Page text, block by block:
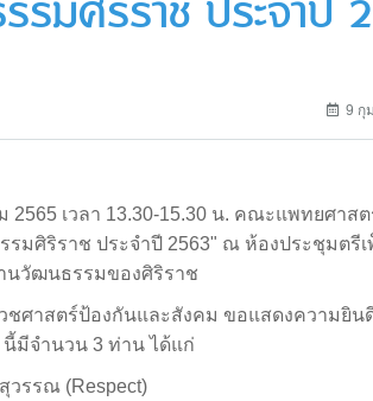
มศิริราช ประจำปี
9 กุ
2565 เวลา 13.30-15.30 น. คณะแพทยศา
รมศิริราช ประจำปี 2563" ณ ห้องประชุมตรี
นวัฒนธรรมของศิริราช
ชศาสตร์ป้องกันและสังคม ขอแสดงความยิ
นี้มีจำนวน 3 ท่าน ได้แก่
วรรณ (Respect)